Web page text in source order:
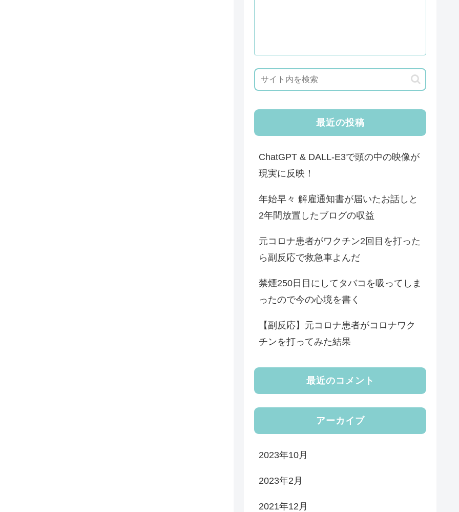
最近の投稿
ChatGPT & DALL-E3で頭の中の映像が
現実に反映！
年始早々 解雇通知書が届いたお話しと
2年間放置したブログの収益
元コロナ患者がワクチン2回目を打った
ら副反応で救急車よんだ
禁煙250日目にしてタバコを吸ってしま
ったので今の心境を書く
【副反応】元コロナ患者がコロナワク
チンを打ってみた結果
最近のコメント
アーカイブ
2023年10月
2023年2月
2021年12月